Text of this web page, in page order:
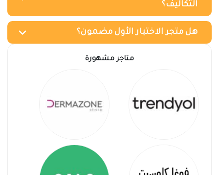
التكاليف؟
هل متجر الاختيار الأول مضمون؟
متاجر مشهورة